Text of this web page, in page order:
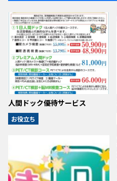
人間ドック優待サービス
お役立ち